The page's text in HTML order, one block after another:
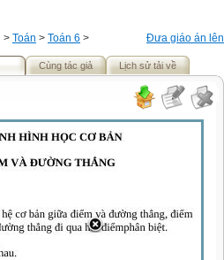
Đưa giáo án lên
> Toán > Toán 6 >
Cùng tác giả Lịch sử tải về